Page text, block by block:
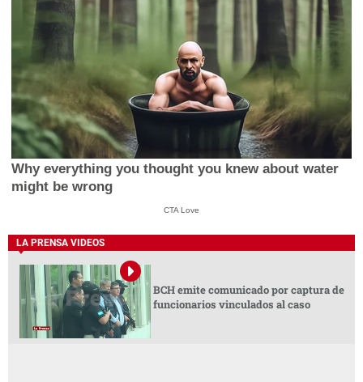
Why everything you thought you knew about water
might be wrong
CTA Love
LA PRENSA VIDEOS
BCH emite comunicado por captura de
funcionarios vinculados al caso